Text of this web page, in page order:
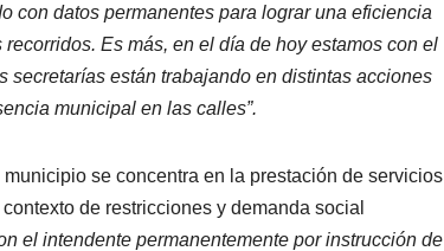
con datos permanentes para lograr una eficiencia
Es más, en el día de hoy estamos con el
secretarías están trabajando en distintas acciones
municipal en las calles”.
se concentra en la prestación de servicios
de restricciones y demanda social
el intendente permanentemente por instrucción de